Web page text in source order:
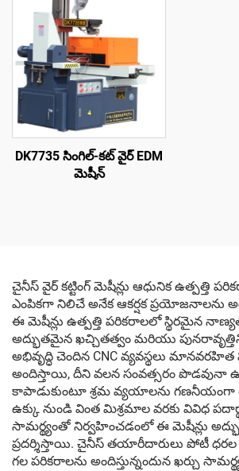
DK7735 సింగిల్-కట్ వైర్ EDM
మెషీన్
చైనీస్ వైర్ కట్టింగ్ మెషీన్లు ఆధునిక ఉత్పత్తి
ఎంపికగా నిలిచే అనేక ఆకర్షక ప్రయోజనాలను
ఈ మెషీన్లు ఉత్పత్తి పరికరాలలో స్థిరమైన
అద్భుతమైన ఖచ్చితత్వం మరియు
అభివృద్ధి చెందిన CNC వ్యవస్థలు మానవరహిత
అందిస్తాయి, దీని వలన సంవత్సరం పొడవునా
కాపాడుకుంటూ శ్రమ వ్యయాలను
ఉక్కు నుండి వింత మిశ్రమాల వరకు వివిధ
సామర్థ్యంతో నిర్వహించడంలో ఈ మెషీన్లు
ప్రదర్శిస్తాయి. చైనీస్ తయారీదారులు పోటీ ధరల
గల పరికరాలను అందిస్తున్నందున ఖర్చు